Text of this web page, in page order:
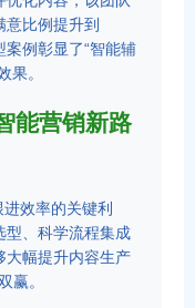
比例提升到
例彰显了“智能辅
果。
能营销新路
效率的关键利
型、科学流程集成
大幅提升内容生产
赢。